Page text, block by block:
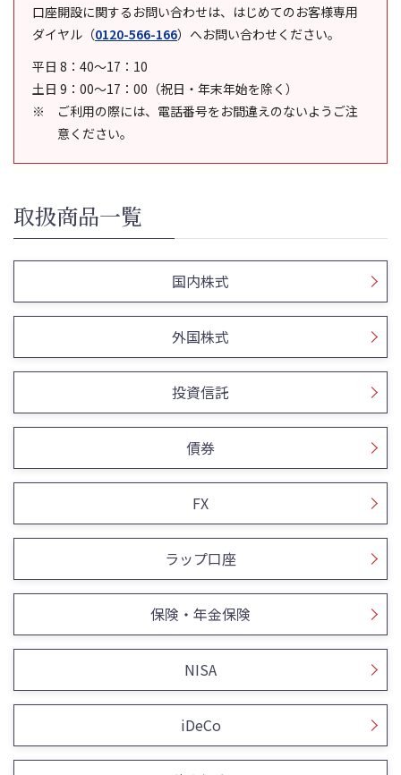
口座開設に関するお問い合わせは、はじめてのお客様専用
ダイヤル （0120-566-166） へお問い合わせください。
平日 8：40～17：10
土日 9：00～17：00（祝日・年末年始を除く）
ご利用の際には、電話番号をお間違えのないようご注
意ください。
取扱商品一覧
国内株式
外国株式
投資信託
債券
FX
ラップ口座
保険・年金保険
NISA
iDeCo